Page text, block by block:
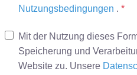
Nutzungsbedingungen . *
Mit der Nutzung dieses
Speicherung und
Website zu. Unsere